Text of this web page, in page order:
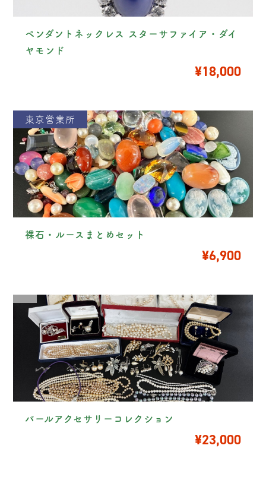
ペンダントネックレス スターサファイア・ダイ
ヤモンド
¥18,000
東京営業所
裸石・ルースまとめセット
¥6,900
パールアクセサリーコレクション
¥23,000